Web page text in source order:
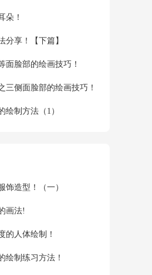
朵！
分享！【下篇】
面脸部的绘画技巧！
三侧面脸部的绘画技巧！
绘制方法（1）
饰造型！（一）
画法!
的人体绘制！
绘制练习方法！